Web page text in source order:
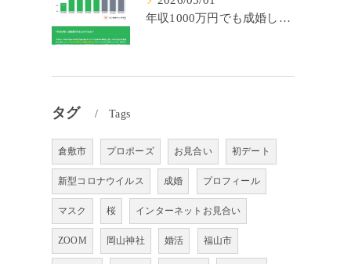
年収1000万円でも成婚しやすいとは限らない? 「年収帯別の成婚率」のリアル
タグ Tags
倉敷市 プロポーズ お見合い 初デート
新型コロナウイルス 成婚 プロフィール
マスク 桜 インターネットお見合い
ZOOM 岡山神社 婚活 福山市